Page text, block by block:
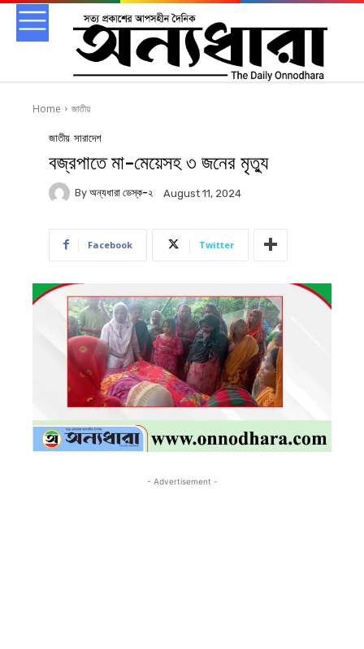
Home জাতীয়
জাতীয় সারাদেশ
বজ্রপাতে মা-মেয়েসহ ৩ জনের মৃত্যু
By অন্যধারা ডেস্ক-২ August 11, 2024
Facebook Twitter
- Advertisement -